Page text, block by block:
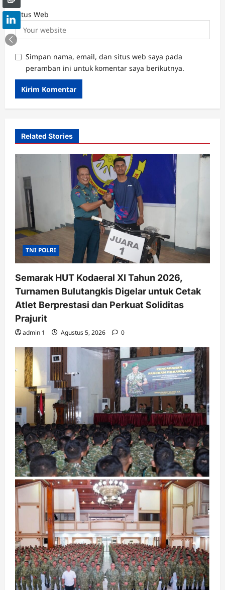
Situs Web
Simpan nama, email, dan situs web saya pada
peramban ini untuk komentar saya berikutnya.
Related Stories
TNI POLRI
Semarak HUT Kodaeral XI Tahun 2026,
Turnamen Bulutangkis Digelar untuk Cetak
Atlet Berprestasi dan Perkuat Soliditas
Prajurit
admin 1 Agustus 5, 2026 0